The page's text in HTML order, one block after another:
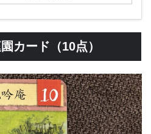
カード（10点）